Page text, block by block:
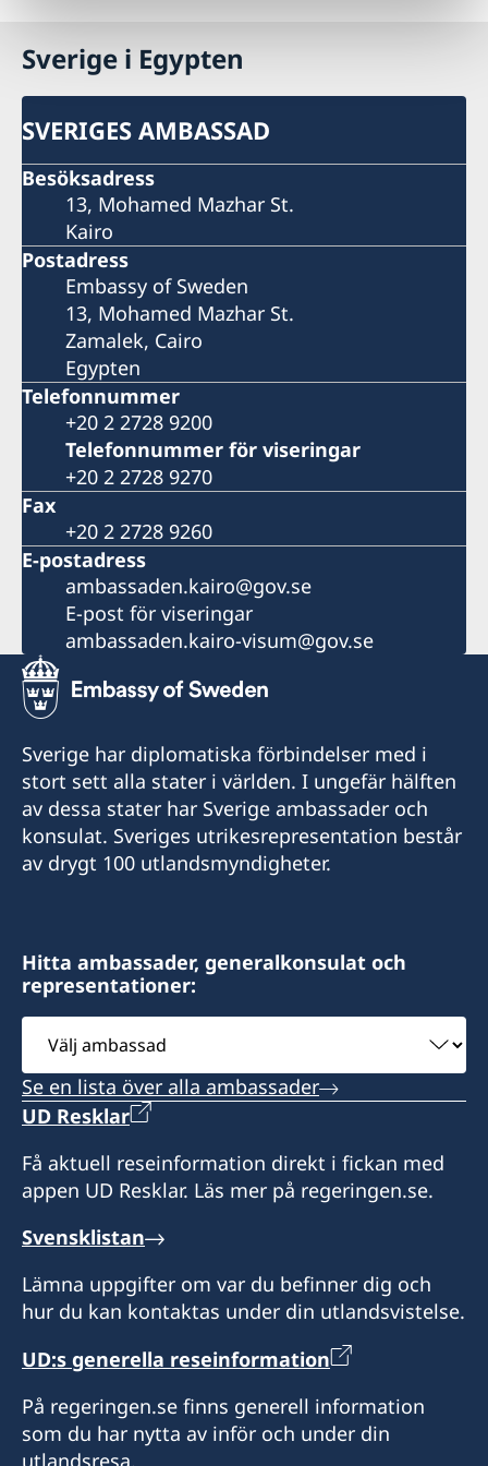
Sverige i Egypten
SVERIGES AMBASSAD
Besöksadress
13, Mohamed Mazhar St.
Kairo
Postadress
Embassy of Sweden
13, Mohamed Mazhar St.
Zamalek, Cairo
Egypten
Telefonnummer
+20 2 2728 9200
Telefonnummer för viseringar
+20 2 2728 9270
Fax
+20 2 2728 9260
E-postadress
ambassaden.kairo@gov.se
E-post för viseringar
ambassaden.kairo-visum@gov.se
Sverige har diplomatiska förbindelser med i
stort sett alla stater i världen. I ungefär hälften
av dessa stater har Sverige ambassader och
konsulat. Sveriges utrikesrepresentation består
av drygt 100 utlandsmyndigheter.
Hitta ambassader, generalkonsulat och
representationer:
Välj
ambassad
Se en lista över alla ambassader
UD Resklar
Få aktuell reseinformation direkt i fickan med
appen UD Resklar. Läs mer på regeringen.se.
Svensklistan
Lämna uppgifter om var du befinner dig och
hur du kan kontaktas under din utlandsvistelse.
UD:s generella reseinformation
På regeringen.se finns generell information
som du har nytta av inför och under din
utlandsresa.